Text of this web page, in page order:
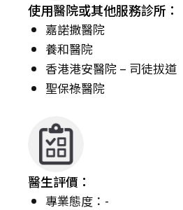
使用醫院或其他服務診所：
嘉諾撒醫院
養和醫院
香港港安醫院 – 司徒拔道
聖保祿醫院
醫生評價：
專業態度：-